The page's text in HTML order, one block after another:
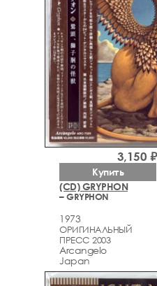
(CD) GRYPHON
– GRYPHON
1973
ОРИГИНАЛЬНЫЙ
ПРЕСС 2003
Arcаngelo
Japan
3,150 ₽
Купить